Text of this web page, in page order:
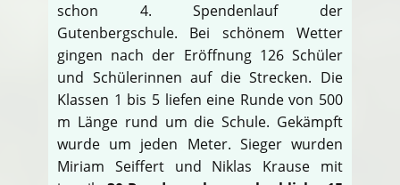
schon 4. Spendenlauf der
Gutenbergschule. Bei schönem Wetter
gingen nach der Eröffnung 126 Schüler
und Schülerinnen auf die Strecken. Die
Klassen 1 bis 5 liefen eine Runde von 500
m Länge rund um die Schule. Gekämpft
wurde um jeden Meter. Sieger wurden
Miriam Seiffert und Niklas Krause mit